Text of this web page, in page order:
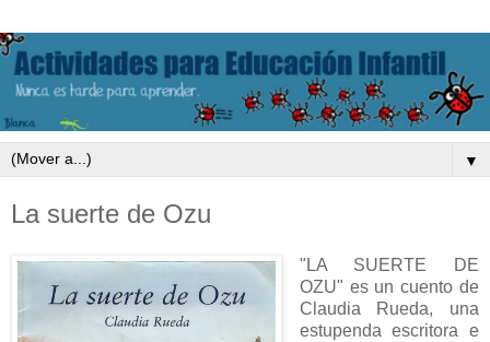
▼
La suerte de Ozu
"LA SUERTE DE
OZU" es un cuento de
Claudia Rueda, una
estupenda escritora e